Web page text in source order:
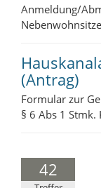
Anmeldung/
(Antrag)
Formular zur
§ 6 Abs 1 Stmk.
42